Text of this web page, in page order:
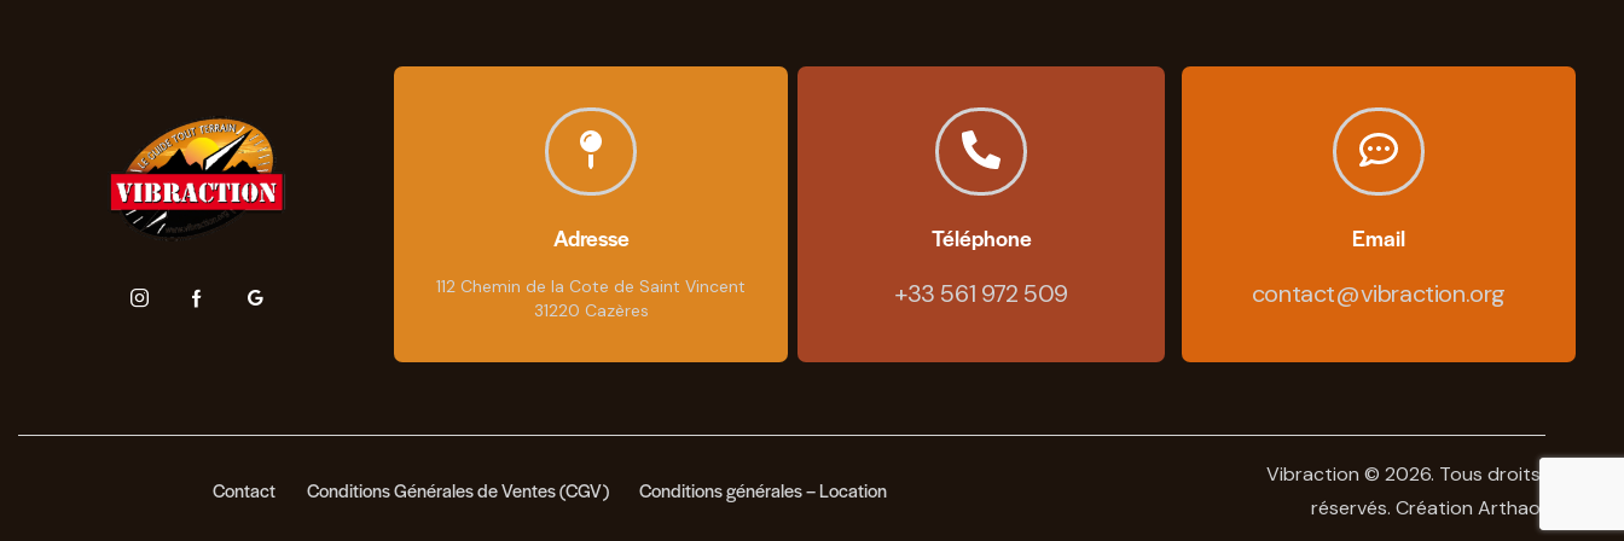
Adresse
112 Chemin de la Cote de Saint Vincent
31220 Cazères
Téléphone
+33 561 972 509
Email
contact@vibraction.org
Contact Conditions Générales de Ventes (CGV) Conditions générales – Location
Vibraction © 2026. Tous droits
réservés. Création Arthao